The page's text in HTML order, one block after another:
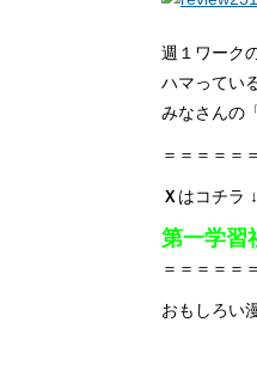
週１ワーク
ハマってい
みなさんの
＝＝＝＝＝
Ｘ はコチラ ↓
第一学習
＝＝＝＝＝
おもしろい